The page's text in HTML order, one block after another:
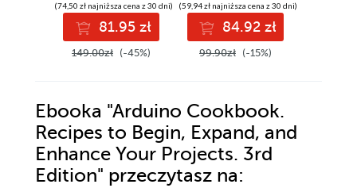
(74,50 zł najniższa cena z 30 dni)
81.95 zł
149.00zł (-45%)
(59,94 zł najniższa cena z 30 dni)
84.92 zł
99.90zł (-15%)
Ebooka "Arduino Cookbook.
Recipes to Begin, Expand, and
Enhance Your Projects. 3rd
Edition" przeczytasz na: